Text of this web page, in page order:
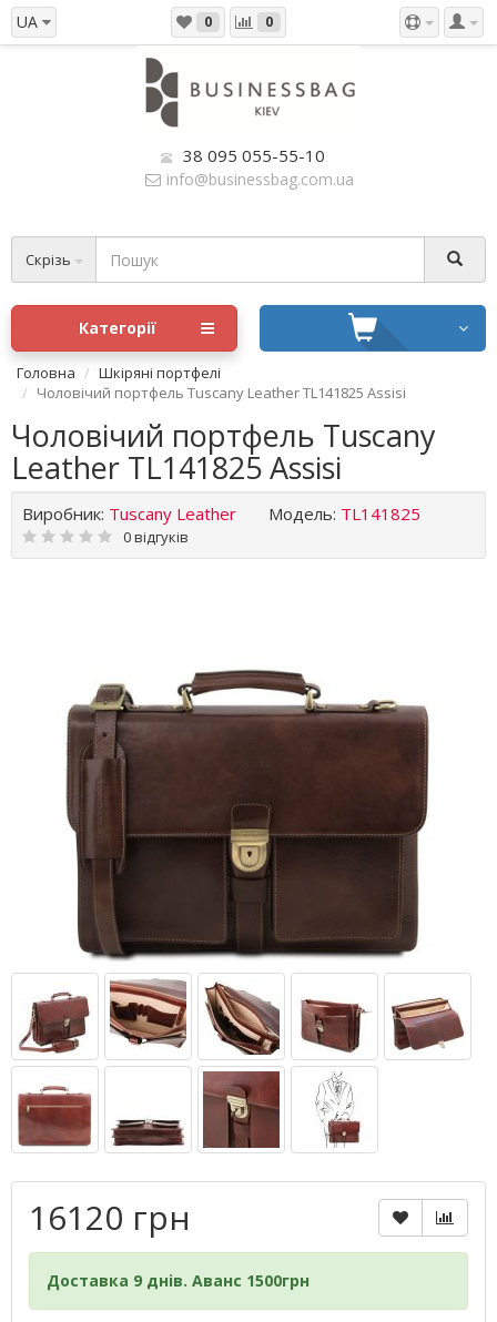
UA 0 0
38 095 055-55-10
info@businessbag.com.ua
Скрізь
Категорії
Головна
Шкіряні портфелі
Чоловічий портфель Tuscany Leather TL141825 Assisi
Чоловічий портфель Tuscany
Leather TL141825 Assisi
Виробник: Tuscany Leather Модель: TL141825
0 відгуків
16120 грн
Доставка 9 днів. Аванс 1500грн